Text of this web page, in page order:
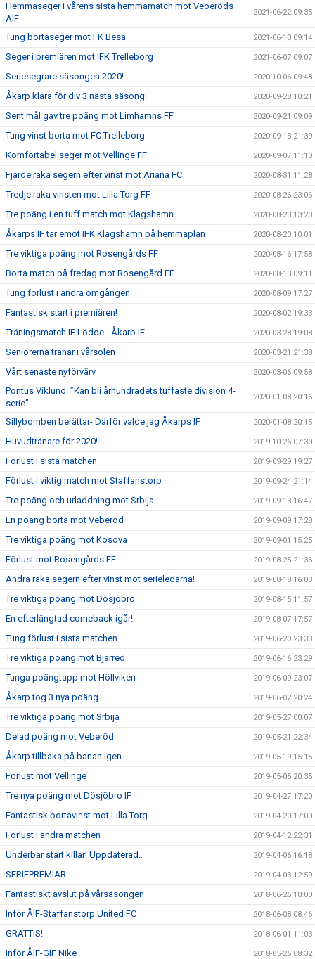
Hemmaseger i vårens sista hemmamatch mot Veberöds
AIF
2021-06-22 09:35
Tung bortaseger mot FK Besa 2021-06-13 09:14
Seger i premiären mot IFK Trelleborg 2021-06-07 09:07
Seriesegrare säsongen 2020! 2020-10-06 09:48
Åkarp klara för div 3 nästa säsong! 2020-09-28 10:21
Sent mål gav tre poäng mot Limhamns FF 2020-09-21 09:09
Tung vinst borta mot FC Trelleborg 2020-09-13 21:39
Komfortabel seger mot Vellinge FF 2020-09-07 11:10
Fjärde raka segern efter vinst mot Ariana FC 2020-08-31 11:28
Tredje raka vinsten mot Lilla Torg FF 2020-08-26 23:06
Tre poäng i en tuff match mot Klagshamn 2020-08-23 13:23
Åkarps IF tar emot IFK Klagshamn på hemmaplan 2020-08-20 10:01
Tre viktiga poäng mot Rosengårds FF 2020-08-16 17:58
Borta match på fredag mot Rosengård FF 2020-08-13 09:11
Tung förlust i andra omgången 2020-08-09 17:27
Fantastisk start i premiären! 2020-08-02 19:33
Träningsmatch IF Lödde - Åkarp IF 2020-03-28 19:08
Seniorerna tränar i vårsolen 2020-03-21 21:38
Vårt senaste nyförvärv 2020-03-06 09:58
Pontus Viklund: ”Kan bli århundradets tuffaste division 4-
serie”
2020-01-08 20:16
Sillybomben berättar- Därför valde jag Åkarps IF 2020-01-08 20:15
Huvudtränare för 2020! 2019-10-26 07:30
Förlust i sista matchen 2019-09-29 19:27
Förlust i viktig match mot Staffanstorp 2019-09-24 21:14
Tre poäng och urladdning mot Srbija 2019-09-13 16:47
En poäng borta mot Veberöd 2019-09-09 17:28
Tre viktiga poäng mot Kosova 2019-09-01 15:25
Förlust mot Rosengårds FF 2019-08-25 21:36
Andra raka segern efter vinst mot serieledarna! 2019-08-18 16:03
Tre viktiga poäng mot Dösjöbro 2019-08-15 11:57
En efterlängtad comeback igår! 2019-08-07 17:57
Tung förlust i sista matchen 2019-06-20 23:33
Tre viktiga poäng mot Bjärred 2019-06-16 23:29
Tunga poängtapp mot Höllviken 2019-06-09 23:07
Åkarp tog 3 nya poäng 2019-06-02 20:24
Tre viktiga poäng mot Srbija 2019-05-27 00:07
Delad poäng mot Veberöd 2019-05-21 22:34
Åkarp tillbaka på banan igen 2019-05-19 15:15
Förlust mot Vellinge 2019-05-05 20:35
Tre nya poäng mot Dösjöbro IF 2019-04-27 17:20
Fantastisk bortavinst mot Lilla Torg 2019-04-20 17:00
Förlust i andra matchen 2019-04-12 22:31
Underbar start killar! Uppdaterad.. 2019-04-06 16:18
SERIEPREMIÄR 2019-04-03 12:59
Fantastiskt avslut på vårsäsongen 2018-06-26 10:00
Inför ÅIF-Staffanstorp United FC 2018-06-08 08:46
GRATTIS! 2018-06-01 11:03
Inför ÅIF-GIF Nike 2018-05-25 08:32